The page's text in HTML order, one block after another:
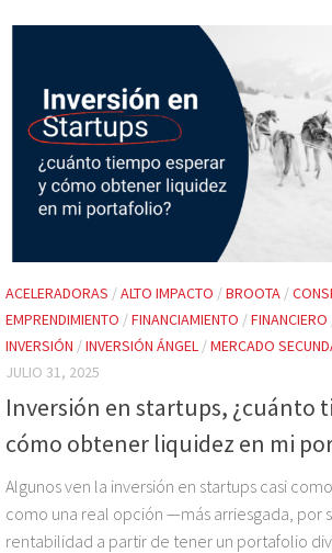
ACELERADORAS /ALTO IMPACTO /BROOTA /
EMPRENDIMIENTO /FINANCIAMIENTO /FINANCIERO
INVERSIÓN /INVERSIÓN ÁNGEL /MERCADO
JULIO 31, 2025
Inversión en startups, ¿cuánto
cómo obtener liquidez en mi
Algunos ven la inversión en startups casi
como una real opción —más arriesgada,
rentabilidad a partir de tener un portafolio